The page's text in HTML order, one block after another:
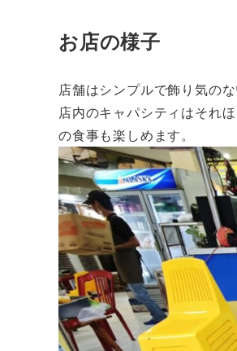
お店の様子
店舗はシンプルで飾り気の
店内のキャパシティはそれ
の食事も楽しめます。